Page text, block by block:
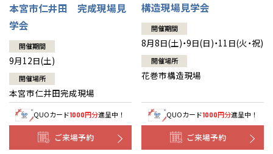
本宮市仁井田 完成現場見
学会
開催期間
9月12日(土)
開催場所
本宮市仁井田完成現場
QUOカード1000円分進呈中！
ご来場予約
構造現場見学会
開催期間
8月8日(土)・9日(日)・11日(火・祝)
開催場所
花巻市構造現場
QUOカード1000円分進呈中！
ご来場予約